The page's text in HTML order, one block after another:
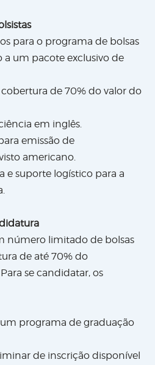
para o programa de bolsas
a um pacote exclusivo de
cobertura de 70% do valor do
em inglês.
emissão de
americano.
e suporte logístico para a
número limitado de bolsas
de até 70% do
se candidatar, os
programa de graduação
de inscrição disponível